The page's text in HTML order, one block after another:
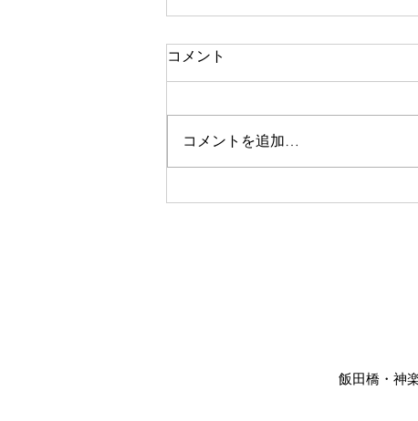
美眉スタイリング
コメント
コメントを追加…
飯田橋・神